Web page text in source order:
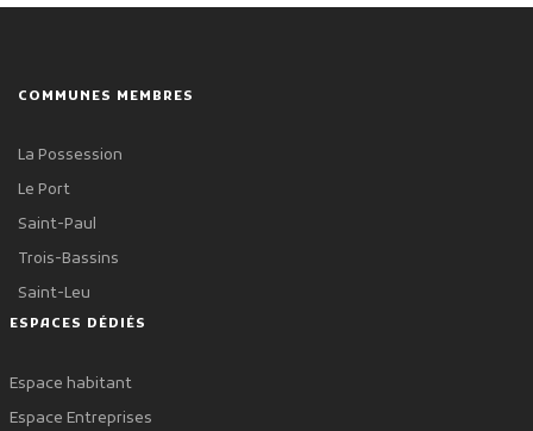
COMMUNES MEMBRES
La Possession
Le Port
Saint-Paul
Trois-Bassins
Saint-Leu
ESPACES DÉDIÉS
Espace habitant
Espace Entreprises